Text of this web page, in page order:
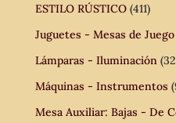
ESTILO RÚSTICO (411)
Juguetes - Mesas de Juego
Lámparas - Iluminación
Máquinas - Instrumentos
Mesa Auxiliar: Bajas - De